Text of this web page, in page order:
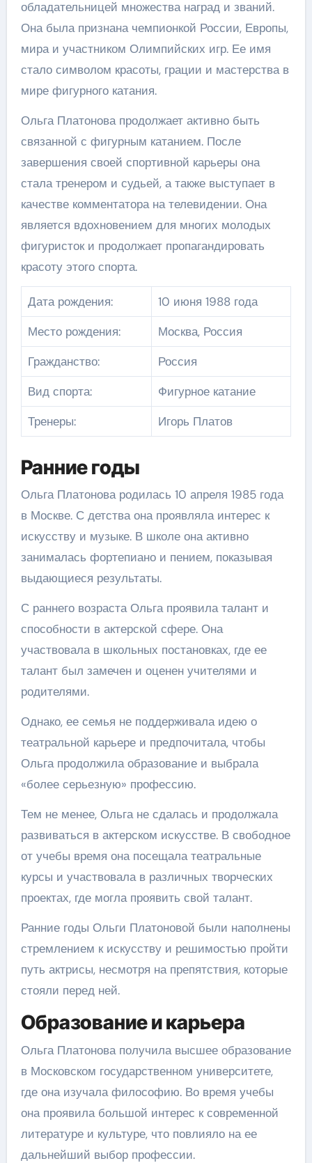
обладательницей множества наград и званий.
Она была признана чемпионкой России, Европы,
мира и участником Олимпийских игр. Ее имя
стало символом красоты, грации и мастерства в
мире фигурного катания.
Ольга Платонова продолжает активно быть
связанной с фигурным катанием. После
завершения своей спортивной карьеры она
стала тренером и судьей, а также выступает в
качестве комментатора на телевидении. Она
является вдохновением для многих молодых
фигуристок и продолжает пропагандировать
красоту этого спорта.
Дата рождения:
10 июня 1988 года
Место рождения:
Москва, Россия
Гражданство:
Россия
Вид спорта:
Фигурное катание
Тренеры:
Игорь Платов
Ранние годы
Ольга Платонова родилась 10 апреля 1985 года
в Москве. С детства она проявляла интерес к
искусству и музыке. В школе она активно
занималась фортепиано и пением, показывая
выдающиеся результаты.
С раннего возраста Ольга проявила талант и
способности в актерской сфере. Она
участвовала в школьных постановках, где ее
талант был замечен и оценен учителями и
родителями.
Однако, ее семья не поддерживала идею о
театральной карьере и предпочитала, чтобы
Ольга продолжила образование и выбрала
«более серьезную» профессию.
Тем не менее, Ольга не сдалась и продолжала
развиваться в актерском искусстве. В свободное
от учебы время она посещала театральные
курсы и участвовала в различных творческих
проектах, где могла проявить свой талант.
Ранние годы Ольги Платоновой были наполнены
стремлением к искусству и решимостью пройти
путь актрисы, несмотря на препятствия, которые
стояли перед ней.
Образование и карьера
Ольга Платонова получила высшее образование
в Московском государственном университете,
где она изучала философию. Во время учебы
она проявила большой интерес к современной
литературе и культуре, что повлияло на ее
дальнейший выбор профессии.